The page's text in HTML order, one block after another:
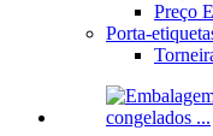
Preço
Porta-